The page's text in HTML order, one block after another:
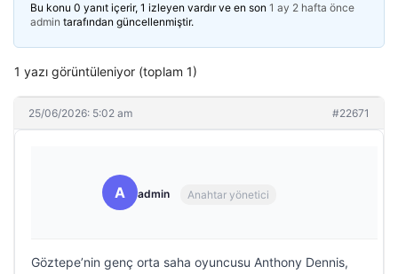
Bu konu 0 yanıt içerir, 1 izleyen vardır ve en son 1 ay 2 hafta önce
admin tarafından güncellenmiştir.
1 yazı görüntüleniyor (toplam 1)
25/06/2026: 5:02 am #22671
A admin Anahtar yönetici
Göztepe’nin genç orta saha oyuncusu Anthony Dennis,